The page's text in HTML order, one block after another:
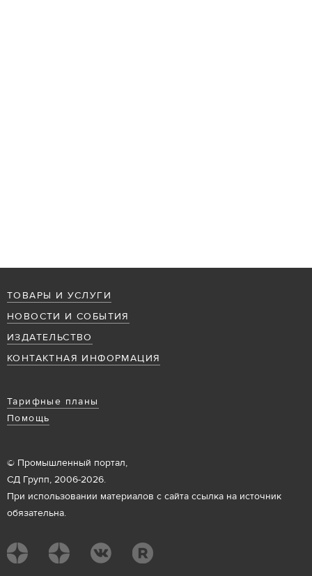
ТОВАРЫ И УСЛУГИ
НОВОСТИ И СОБЫТИЯ
ИЗДАТЕЛЬСТВО
КОНТАКТНАЯ ИНФОРМАЦИЯ
Тарифные планы
Помощь
© Промышленный портал,
СД Групп, 2006-2026.
При использовании материалов с сайта ссылка на источник
обязательна.